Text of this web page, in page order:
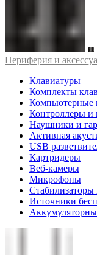
Периферия и
Клавиатуры
Комплекты
Контроллеры и
Наушники и
Активная
USB
Картридеры
Веб-камеры
Микрофоны
Источники